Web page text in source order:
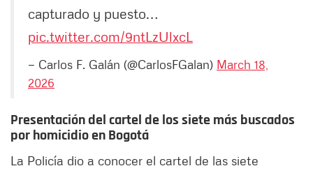
capturado y puesto…
pic.twitter.com/9ntLzUlxcL
— Carlos F. Galán (@CarlosFGalan) March 18,
2026
Presentación del cartel de los siete más buscados
por homicidio en Bogotá
La Policía dio a conocer el cartel de las siete